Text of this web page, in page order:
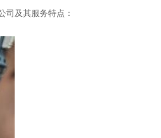
司及其服务特点：